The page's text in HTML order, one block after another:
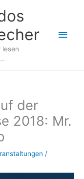
lesen
der
2018: Mr.
/